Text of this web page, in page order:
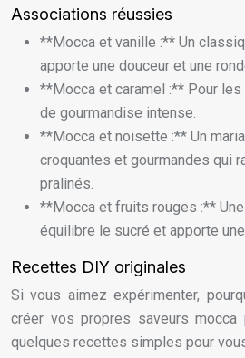
Associations réussies
**Mocca et vanille :** Un
apporte une douceur et une
**Mocca et caramel :** Pour
de gourmandise intense.
**Mocca et noisette :** Un
croquantes et gourmandes qui
pralinés.
**Mocca et fruits rouges :**
équilibre le sucré et apporte
Recettes DIY originales
Si vous aimez expérimenter,
créer vos propres saveurs mocca
quelques recettes simples pour